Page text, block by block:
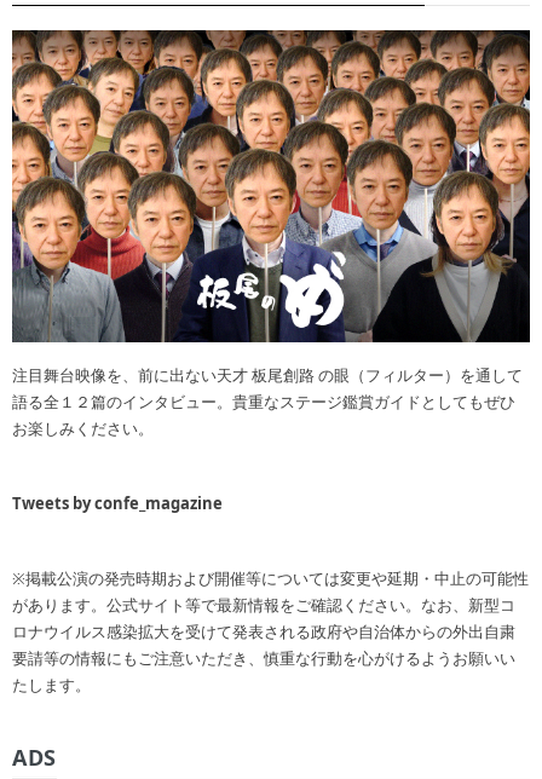
注目舞台映像を、前に出ない天才 板尾創路 の眼（フィルター）を通して
語る全１２篇のインタビュー。貴重なステージ鑑賞ガイドとしてもぜひ
お楽しみください。
Tweets by confe_magazine
※掲載公演の発売時期および開催等については変更や延期・中止の可能性
があります。公式サイト等で最新情報をご確認ください。なお、新型コ
ロナウイルス感染拡大を受けて発表される政府や自治体からの外出自粛
要請等の情報にもご注意いただき、慎重な行動を心がけるようお願いい
たします。
ADS